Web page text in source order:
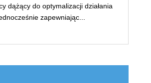
dążący do optymalizacji działania
zapewniając...